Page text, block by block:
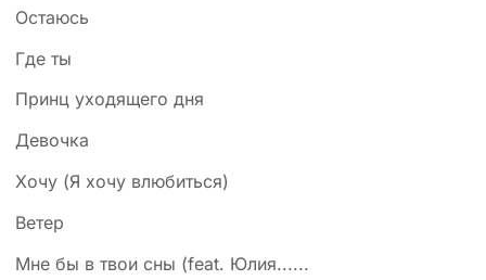
Остаюсь
Где ты
Принц уходящего дня
Девочка
Хочу (Я хочу влюбиться)
Ветер
Мне бы в твои сны (feat. Юлия......